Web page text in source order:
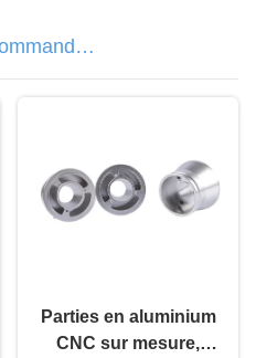
Parties en aluminium
CNC sur mesure,